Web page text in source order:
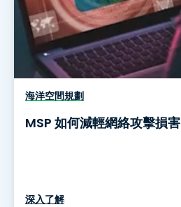
海洋空間規劃
MSP 如何減輕網絡攻擊損害
深入了解